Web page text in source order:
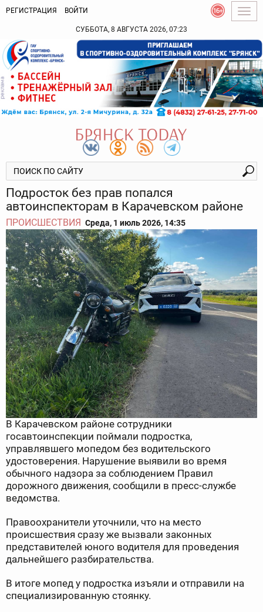
РЕГИСТРАЦИЯ ВОЙТИ
СУББОТА, 8 АВГУСТА 2026, 07:23
Подросток без прав попался
автоинспекторам в Карачевском районе
ПРОИСШЕСТВИЯ Среда, 1 июль 2026, 14:35
В Карачевском районе сотрудники
госавтоинспекции поймали подростка,
управлявшего мопедом без водительского
удостоверения. Нарушение выявили во время
обычного надзора за соблюдением Правил
дорожного движения, сообщили в пресс-службе
ведомства.
Правоохранители уточнили, что на место
происшествия сразу же вызвали законных
представителей юного водителя для проведения
дальнейшего разбирательства.
В итоге мопед у подростка изъяли и отправили на
специализированную стоянку.